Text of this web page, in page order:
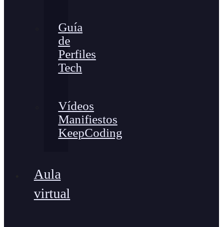
Guía
de
Perfiles
Tech
Vídeos
Manifiestos
KeepCoding
Aula
virtual